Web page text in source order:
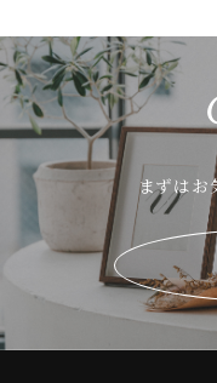
まずはお